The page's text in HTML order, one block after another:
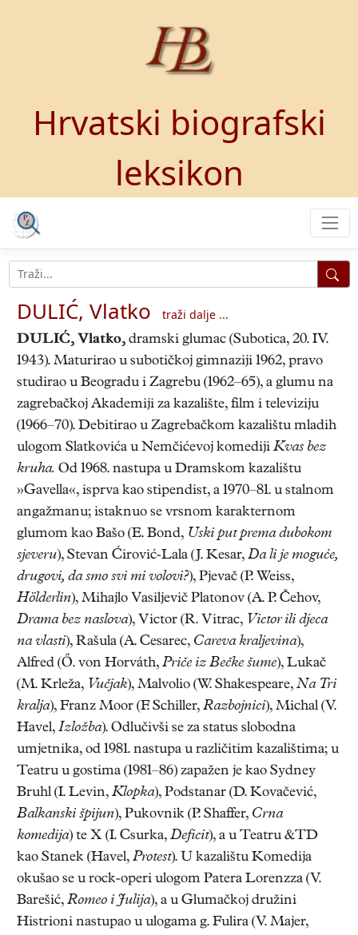
Hrvatski biografski
leksikon
DULIĆ, Vlatko
traži dalje ...
DULIĆ, Vlatko, dramski glumac (Subotica, 20. IV.
1943). Maturirao u subotičkoj gimnaziji 1962, pravo
studirao u Beogradu i Zagrebu (1962–65), a glumu na
zagrebačkoj Akademiji za kazalište, film i televiziju
(1966–70). Debitirao u Zagrebačkom kazalištu mladih
ulogom Slatkovića u Nemčićevoj komediji Kvas bez
kruha. Od 1968. nastupa u Dramskom kazalištu
»Gavella«, isprva kao stipendist, a 1970–81. u stalnom
angažmanu; istaknuo se vrsnom karakternom
glumom kao Bašo (E. Bond, Uski put prema dubokom
sjeveru), Stevan Ćirović-Lala (J. Kesar, Da li je moguće,
drugovi, da smo svi mi volovi?), Pjevač (P. Weiss,
Hölderlin), Mihajlo Vasiljevič Platonov (A. P. Čehov,
Drama bez naslova), Victor (R. Vitrac, Victor ili djeca
na vlasti), Rašula (A. Cesarec, Careva kraljevina),
Alfred (Ő. von Horváth, Priče iz Bečke šume), Lukač
(M. Krleža, Vučjak), Malvolio (W. Shakespeare, Na Tri
kralja), Franz Moor (F. Schiller, Razbojnici), Michal (V.
Havel, Izložba). Odlučivši se za status slobodna
umjetnika, od 1981. nastupa u različitim kazalištima; u
Teatru u gostima (1981–86) zapažen je kao Sydney
Bruhl (I. Levin, Klopka), Podstanar (D. Kovačević,
Balkanski špijun), Pukovnik (P. Shaffer, Crna
komedija) te X (I. Csurka, Deficit), a u Teatru &TD
kao Stanek (Havel, Protest). U kazalištu Komedija
okušao se u rock-operi ulogom Patera Lorenzza (V.
Barešić, Romeo i Julija), a u Glumačkoj družini
Histrioni nastupao u ulogama g. Fulira (V. Majer,